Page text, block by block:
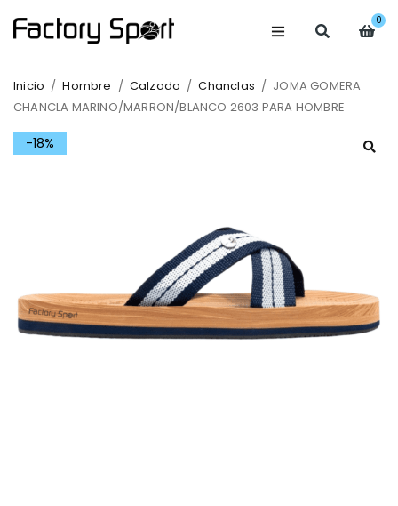
0
Inicio / Hombre / Calzado / Chanclas / JOMA GOMERA
CHANCLA MARINO/MARRON/BLANCO 2603 PARA HOMBRE
-18%